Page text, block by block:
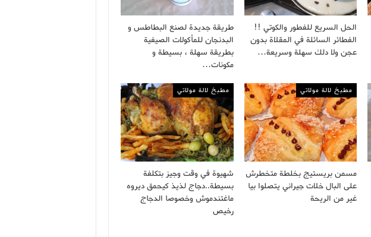
الحل السريع للفطور والكوتي !!
الفطائر السائلة في المقلاة بدون
عجن ولا دلك سهلة وسريعة…
طريقة جديدة لصنع البطاطس و
البدنجان للمأكولات الصيفية
بطريقة سهلة ، بسيطة و
مكونات…
مطبخ لالة مولاتي
مسمن بريستيج بخلطة متخطرش
على البال خلات جيراني يتصلوا بيا
غير من الريحة
مطبخ لالة مولاتي
شهيوة في وقت وجيز بتكلفة
بسيطة..دجاج لذيذ كيحمق ديروه
ماغتندموش وخصوصا الدجاج
رخيص